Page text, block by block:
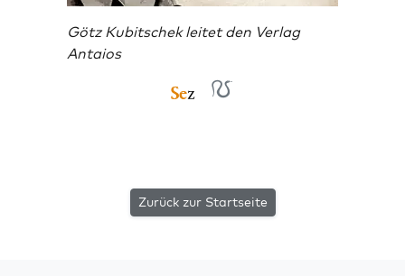
Götz Kubitschek leitet den Verlag
Antaios
Zurück zur Startseite